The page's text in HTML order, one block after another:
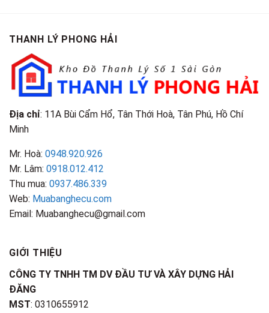
Điểm
Nhận
Biết
THANH LÝ PHONG HẢI
Địa chỉ: 11A Bùi Cẩm Hổ, Tân Thới Hoà, Tân Phú, Hồ Chí
Minh
Mr. Hoà: 0948.920.926
Mr. Lâm: 0918.012.412
Thu mua: 0937.486.339
Web: Muabanghecu.com
Email: Muabanghecu@gmail.com
GIỚI THIỆU
CÔNG TY TNHH TM DV ĐẦU TƯ VÀ XÂY DỰNG HẢI
ĐĂNG
MST: 0310655912